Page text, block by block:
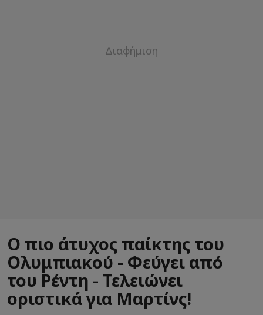
Ο πιο άτυχος παίκτης του
Ολυμπιακού - Φεύγει από
του Ρέντη - Τελειώνει
οριστικά για Μαρτίνς!